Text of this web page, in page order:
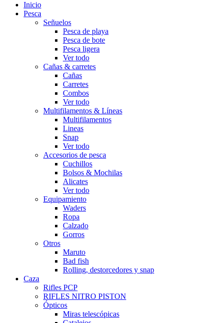
Inicio
Pesca
Señuelos
Pesca de playa
Pesca de bote
Pesca ligera
Ver todo
Cañas & carretes
Cañas
Carretes
Combos
Ver todo
Multifilamentos & Líneas
Multifilamentos
Lineas
Snap
Ver todo
Accesorios de pesca
Cuchillos
Bolsos & Mochilas
Alicates
Ver todo
Equipamiento
Waders
Ropa
Calzado
Gorros
Otros
Maruto
Bad fish
Rolling, destorcedores y snap
Caza
Rifles PCP
RIFLES NITRO PISTON
Ópticos
Miras telescópicas